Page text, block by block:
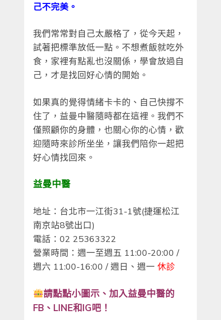
己不完美。
我們常常對自己太嚴格了，從今天起，
試著把標準放低一點。不想煮飯就吃外
食，家裡有點亂也沒關係，學會放過自
己，才是找回好心情的開始。
如果真的覺得情緒卡卡的、自己快撐不
住了，益曼中醫隨時都在這裡。我們不
僅照顧你的身體，也關心你的心情，歡
迎隨時來診所坐坐，讓我們陪你一起把
好心情找回來。
益曼中醫
地址：台北市一江街31-1號(捷運松江
南京站8號出口)
電話：02 25363322
營業時間：週一至週五 11:00-20:00 /
週六 11:00-16:00 / 週日、週一 休診
請點點小圖示、加入益曼中醫的
FB、LINE和IG吧！